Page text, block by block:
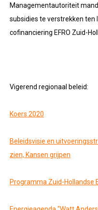
Managementautoriteit
subsidies te verstrekken ten
cofinanciering EFRO Zuid-
Vigerend regionaal beleid:
Koers 2020
Beleidsvisie en
zien, Kansen grijpen
Programma Zuid-Hollandse